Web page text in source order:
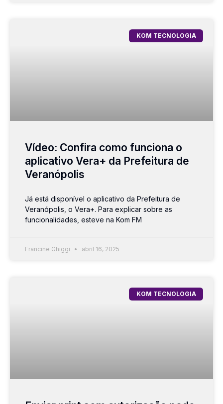
KOM TECNOLOGIA
Vídeo: Confira como funciona o
aplicativo Vera+ da Prefeitura de
Veranópolis
Já está disponível o aplicativo da Prefeitura de
Veranópolis, o Vera+. Para explicar sobre as
funcionalidades, esteve na Kom FM
Francine Ghiggi abril 16, 2025
KOM TECNOLOGIA